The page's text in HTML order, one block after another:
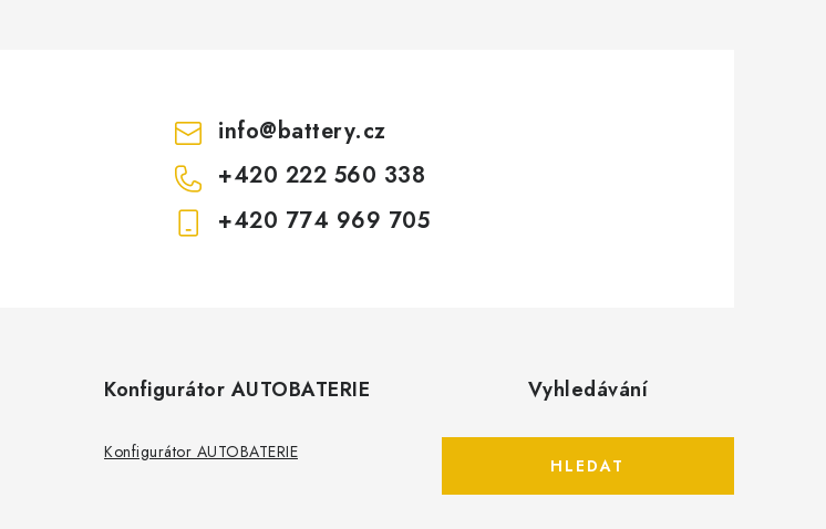
info@battery.cz
+420 222 560 338
+420 774 969 705
Konfigurátor AUTOBATERIE
Konfigurátor AUTOBATERIE
Vyhledávání
HLEDAT